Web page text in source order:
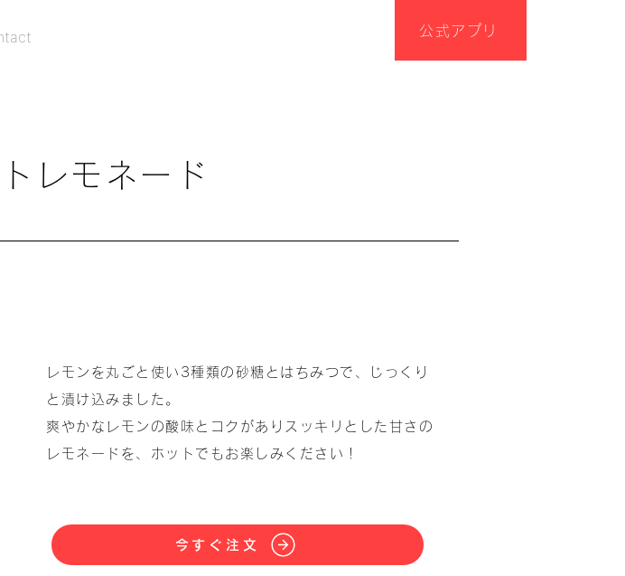
公式アプリ
レモネード
レモンを丸ごと使い3種類の砂糖とはちみつで、じっくり
と漬け込みました。
爽やかなレモンの酸味とコクがありスッキリとした甘さの
レモネードを、ホットでもお楽しみください！
今すぐ注文